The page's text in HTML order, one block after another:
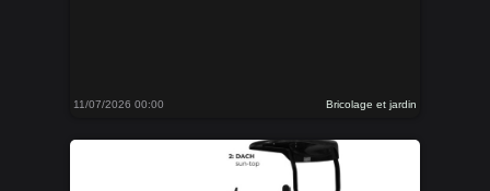
11/07/2026 00:00 Bricolage et jardin